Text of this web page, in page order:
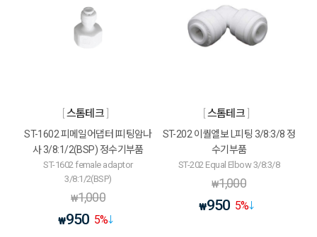
스톰테크
ST-1602 피메일어댑터 I피팅암나
사 3/8:1/2(BSP) 정수기부품
ST-1602 female adaptor
3/8:1/2(BSP)
₩1,000
₩950 5%
스톰테크
ST-202 이퀄엘보 L피팅 3/8:3/8 정
수기부품
ST-202 Equal Elbow 3/8:3/8
₩1,000
₩950 5%